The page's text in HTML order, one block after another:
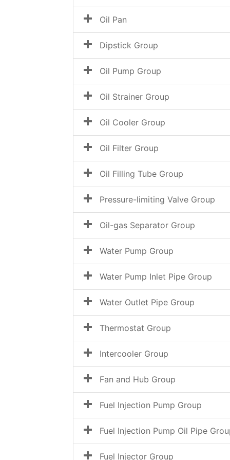
Oil Pan
Dipstick Group
Oil Pump Group
Oil Strainer Group
Oil Cooler Group
Oil Filter Group
Oil Filling Tube Group
Pressure-limiting Valve Group
Oil-gas Separator Group
Water Pump Group
Water Pump Inlet Pipe Group
Water Outlet Pipe Group
Thermostat Group
Intercooler Group
Fan and Hub Group
Fuel Injection Pump Group
Fuel Injection Pump Oil Pipe
Fuel Injector Group